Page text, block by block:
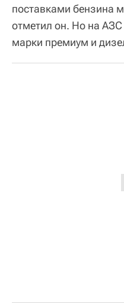
поставками бензина
отметил он. Но на АЗС
марки премиум и